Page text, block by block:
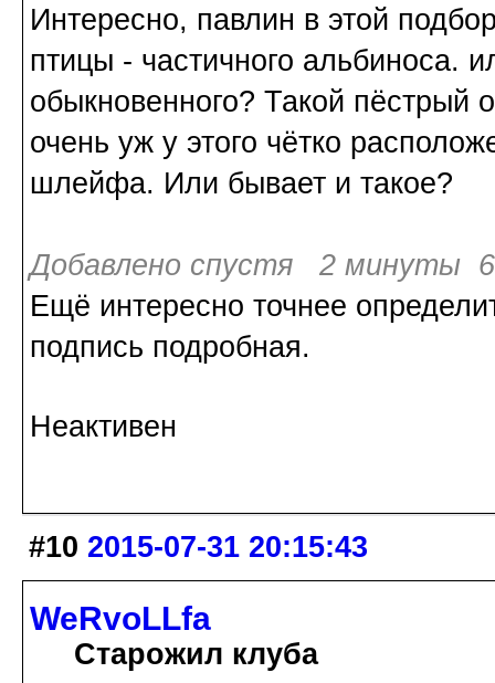
Интересно, павлин в этой
птицы - частичного альбиноса.
обыкновенного? Такой пёстрый
очень уж у этого чётко
шлейфа. Или бывает и такое?
Добавлено спустя 2 минуты 6
Ещё интересно точнее
подпись подробная.
Неактивен
#10 2015-07-31 20:15:43
WeRvoLLfa
Старожил клуба